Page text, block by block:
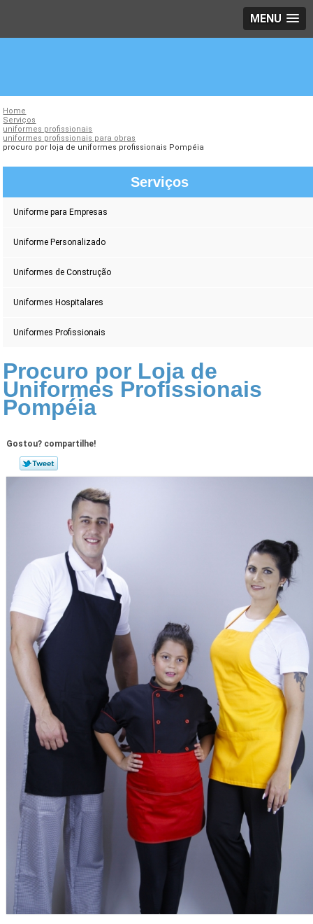
MENU
Home
Serviços
uniformes profissionais
uniformes profissionais para obras
procuro por loja de uniformes profissionais Pompéia
Serviços
Uniforme para Empresas
Uniforme Personalizado
Uniformes de Construção
Uniformes Hospitalares
Uniformes Profissionais
Procuro por Loja de
Uniformes Profissionais
Pompéia
Gostou? compartilhe!